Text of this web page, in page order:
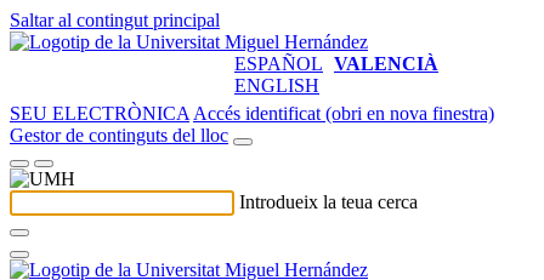
Saltar al contingut principal
ESPAÑOL VALENCIÀ
ENGLISH
SEU ELECTRÒNICA Accés identificat (obri en nova finestra)
Gestor de continguts del lloc
Introdueix la teua cerca